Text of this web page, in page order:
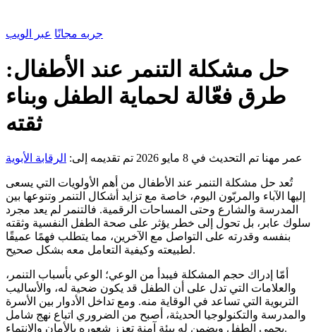
جربه مجانًا عبر الويب
حل مشكلة التنمر عند الأطفال:
طرق فعّالة لحماية الطفل وبناء
ثقته
عمر مهنا تم التحديث في 8 مايو 2026 تم تقديمه إلى: الرقابة الأبوية
تُعد حل مشكلة التنمر عند الأطفال من أهم الأولويات التي يسعى
إليها الآباء والمربّون اليوم، خاصة مع تزايد أشكال التنمر وتنوعها بين
المدرسة والشارع وحتى المساحات الرقمية. فالتنمر لم يعد مجرد
سلوك عابر، بل تحول إلى خطر يؤثر على صحة الطفل النفسية وثقته
بنفسه وقدرته على التواصل مع الآخرين، مما يتطلب فهمًا عميقًا
لطبيعته وكيفية التعامل معه بشكل صحيح.
أمّا إدراك حجم المشكلة فيبدأ من الوعي؛ الوعي بأسباب التنمر،
والعلامات التي تدل على أن الطفل قد يكون ضحية له، والأساليب
التربوية التي تساعد في الوقاية منه. ومع تداخل الأدوار بين الأسرة
والمدرسة والتكنولوجيا الحديثة، أصبح من الضروري اتباع نهج شامل
يحمي الطفل ويضمن له بيئة آمنة تعزز شعوره بالأمان والانتماء.